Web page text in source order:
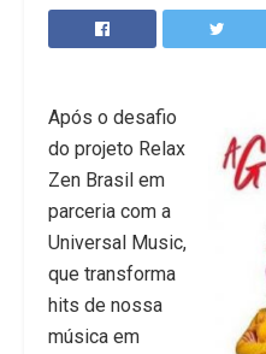
Após o desafio
do projeto Relax
Zen Brasil em
parceria com a
Universal Music,
que transforma
hits de nossa
música em